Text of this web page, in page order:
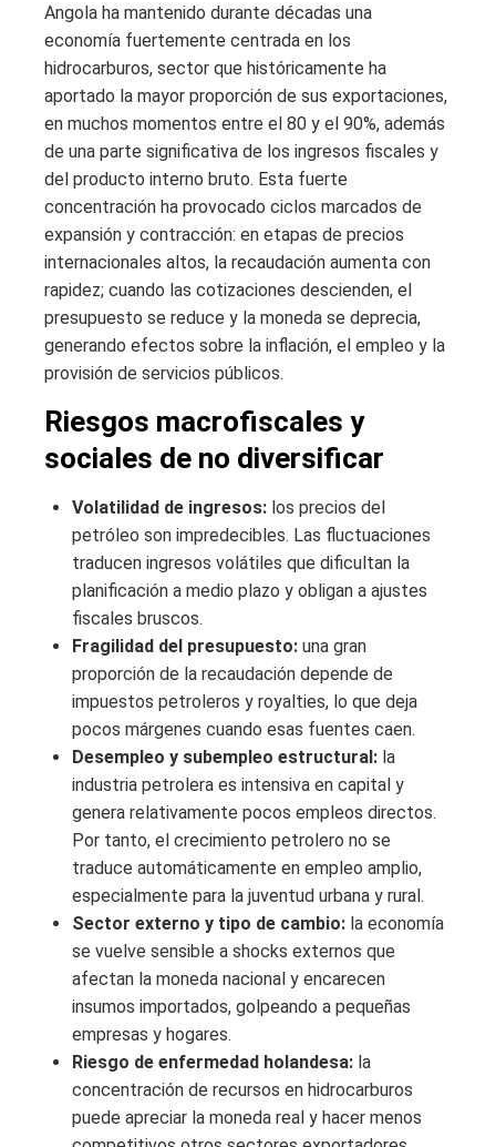
Angola ha mantenido durante décadas una
economía fuertemente centrada en los
hidrocarburos, sector que históricamente ha
aportado la mayor proporción de sus exportaciones,
en muchos momentos entre el 80 y el 90%, además
de una parte significativa de los ingresos fiscales y
del producto interno bruto. Esta fuerte
concentración ha provocado ciclos marcados de
expansión y contracción: en etapas de precios
internacionales altos, la recaudación aumenta con
rapidez; cuando las cotizaciones descienden, el
presupuesto se reduce y la moneda se deprecia,
generando efectos sobre la inflación, el empleo y la
provisión de servicios públicos.
Riesgos macrofiscales y
sociales de no diversificar
Volatilidad de ingresos: los precios del
petróleo son impredecibles. Las fluctuaciones
traducen ingresos volátiles que dificultan la
planificación a medio plazo y obligan a ajustes
fiscales bruscos.
Fragilidad del presupuesto: una gran
proporción de la recaudación depende de
impuestos petroleros y royalties, lo que deja
pocos márgenes cuando esas fuentes caen.
Desempleo y subempleo estructural: la
industria petrolera es intensiva en capital y
genera relativamente pocos empleos directos.
Por tanto, el crecimiento petrolero no se
traduce automáticamente en empleo amplio,
especialmente para la juventud urbana y rural.
Sector externo y tipo de cambio: la economía
se vuelve sensible a shocks externos que
afectan la moneda nacional y encarecen
insumos importados, golpeando a pequeñas
empresas y hogares.
Riesgo de enfermedad holandesa: la
concentración de recursos en hidrocarburos
puede apreciar la moneda real y hacer menos